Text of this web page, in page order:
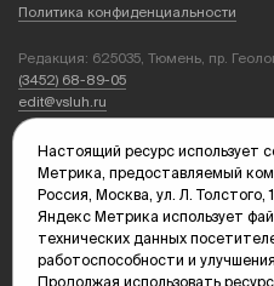
Политика конфиденциальности
Редакция: 625035, Тюмень, пр.
(3452) 68-89-05
edit@vsluh.ru
Главный редактор: Панкина Т.Ю.
kika@vsluh.ru
По вопросам рекламы:
(3452) 68-89-78
kotovaev@sibinformburo.ru
mim@vsluh.ru
Настоящий ресурс использует
Метрика, предоставляемый
Россия, Москва, ул. Л. Толстого,
Яндекс Метрика использует
технических данных
работоспособности и
Продолжая использовать